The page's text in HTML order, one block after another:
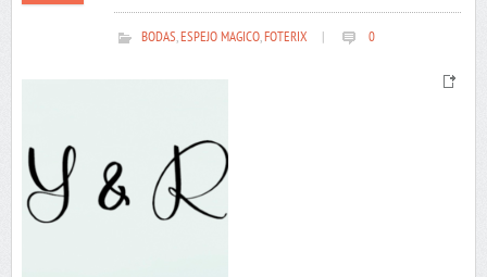
BODAS,ESPEJO MAGICO,FOTERIX 0